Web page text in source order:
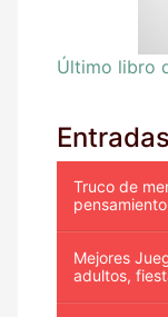
Último libro
Truco de
pensamiento
Mejores
adultos,